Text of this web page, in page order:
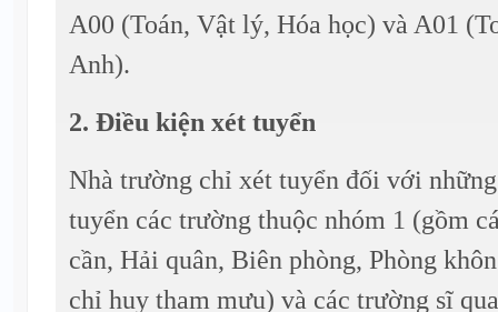
A00 (Toán, Vật lý, Hóa học) và A01
Anh).
2. Điều kiện xét tuyển
Nhà trường chỉ xét tuyển đối với
tuyển các trường thuộc nhóm 1 (gồm
cần, Hải quân, Biên phòng, Phòng
chỉ huy tham mưu) và các trường sĩ